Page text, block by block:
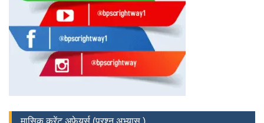
मासिक करेंट अफेयर्स (प्रश्न अभ्यास )